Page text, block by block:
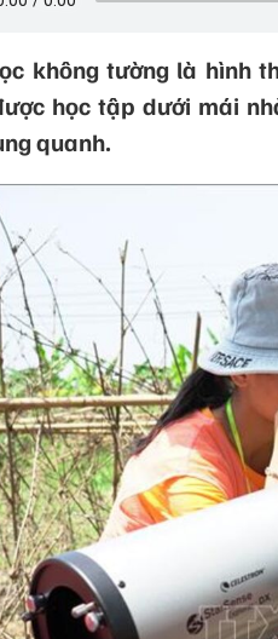
không tường là hình
học tập dưới mái
quanh.